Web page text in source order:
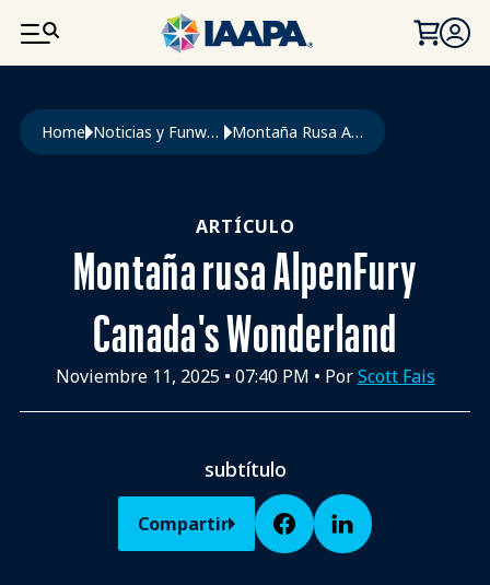
PASAR AL CONTENIDO PRINCIPAL
Ruta de navegación
Home Noticias y Funworld Montaña Rusa AlpenFury Canada's Wonderland
ARTÍCULO
Montaña rusa AlpenFury
Canada's Wonderland
Noviembre 11, 2025• 07:40 PM • PorScott Fais
subtítulo
Compartir